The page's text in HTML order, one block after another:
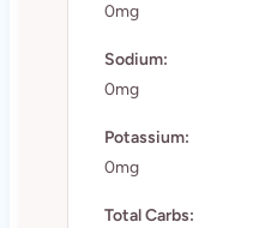
0mg
Sodium:
0mg
Potassium:
0mg
Total Carbs: